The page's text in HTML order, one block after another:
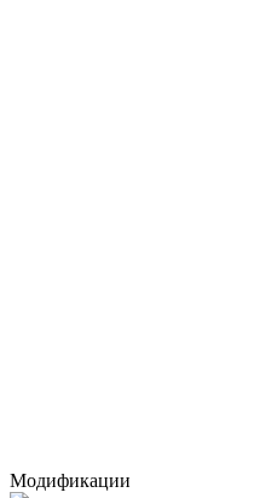
Модификации